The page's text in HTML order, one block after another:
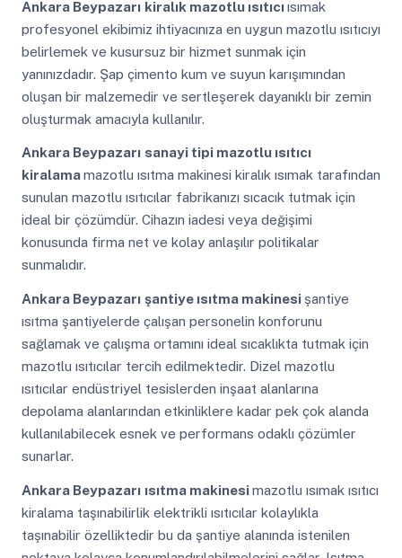
Ankara Beypazarı kiralık mazotlu ısıtıcıısımak
profesyonel ekibimiz ihtiyacınıza en uygun mazotlu ısıtıcıyı
belirlemek ve kusursuz bir hizmet sunmak için
yanınızdadır. Şap çimento kum ve suyun karışımından
oluşan bir malzemedir ve sertleşerek dayanıklı bir zemin
oluşturmak amacıyla kullanılır.
Ankara Beypazarı sanayi tipi mazotlu ısıtıcı
kiralamamazotlu ısıtma makinesi kiralık ısımak tarafından
sunulan mazotlu ısıtıcılar fabrikanızı sıcacık tutmak için
ideal bir çözümdür. Cihazın iadesi veya değişimi
konusunda firma net ve kolay anlaşılır politikalar
sunmalıdır.
Ankara Beypazarı şantiye ısıtma makinesi şantiye
ısıtma şantiyelerde çalışan personelin konforunu
sağlamak ve çalışma ortamını ideal sıcaklıkta tutmak için
mazotlu ısıtıcılar tercih edilmektedir. Dizel mazotlu
ısıtıcılar endüstriyel tesislerden inşaat alanlarına
depolama alanlarından etkinliklere kadar pek çok alanda
kullanılabilecek esnek ve performans odaklı çözümler
sunarlar.
Ankara Beypazarı ısıtma makinesimazotlu ısımak ısıtıcı
kiralama taşınabilirlik elektrikli ısıtıcılar kolaylıkla
taşınabilir özelliktedir bu da şantiye alanında istenilen